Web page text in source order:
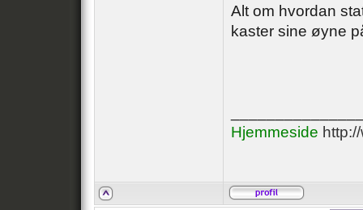
Alt om hvordan
kaster sine øyne
Hjemmeside